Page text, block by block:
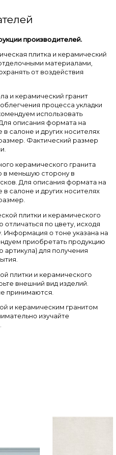
производителей.
плитка и керамический
материалами,
от воздействия
и керамический гранит
процесса укладки
использовать
описания формата на
в салоне и других носителях
Фактический размер
керамического гранита
в меньшую сторону в
Для описания формата на
в салоне и других носителях
плитки и керамического
отличаться по цвету, исходя
Информация о тоне указана на
приобретать продукцию
артикула) для получения
плитки и керамического
внешний вид изделий.
принимаются.
и керамическим гранитом
изучайте